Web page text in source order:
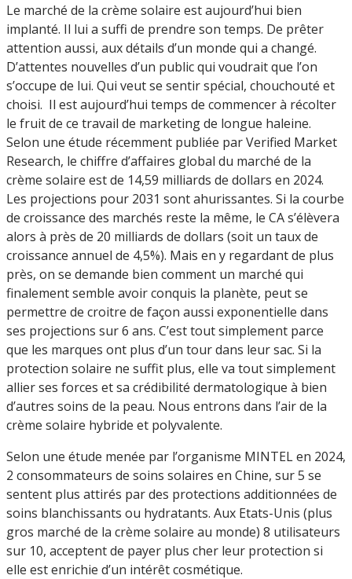
Le marché de la crème solaire est aujourd’hui bien
implanté. Il lui a suffi de prendre son temps. De prêter
attention aussi, aux détails d’un monde qui a changé.
D’attentes nouvelles d’un public qui voudrait que l’on
s’occupe de lui. Qui veut se sentir spécial, chouchouté et
choisi. Il est aujourd’hui temps de commencer à récolter
le fruit de ce travail de marketing de longue haleine.
Selon une étude récemment publiée par Verified Market
Research, le chiffre d’affaires global du marché de la
crème solaire est de 14,59 milliards de dollars en 2024.
Les projections pour 2031 sont ahurissantes. Si la courbe
de croissance des marchés reste la même, le CA s’élèvera
alors à près de 20 milliards de dollars (soit un taux de
croissance annuel de 4,5%). Mais en y regardant de plus
près, on se demande bien comment un marché qui
finalement semble avoir conquis la planète, peut se
permettre de croitre de façon aussi exponentielle dans
ses projections sur 6 ans. C’est tout simplement parce
que les marques ont plus d’un tour dans leur sac. Si la
protection solaire ne suffit plus, elle va tout simplement
allier ses forces et sa crédibilité dermatologique à bien
d’autres soins de la peau. Nous entrons dans l’air de la
crème solaire hybride et polyvalente.
Selon une étude menée par l’organisme MINTEL en 2024,
2 consommateurs de soins solaires en Chine, sur 5 se
sentent plus attirés par des protections additionnées de
soins blanchissants ou hydratants. Aux Etats-Unis (plus
gros marché de la crème solaire au monde) 8 utilisateurs
sur 10, acceptent de payer plus cher leur protection si
elle est enrichie d’un intérêt cosmétique.